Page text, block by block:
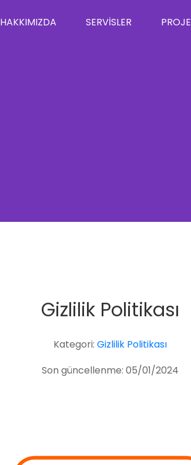
HAKKIMIZDA SERVISLER
Gizlilik Politikası
Kategori: Gizlilik Politikası
Son güncellenme: 05/01/2024